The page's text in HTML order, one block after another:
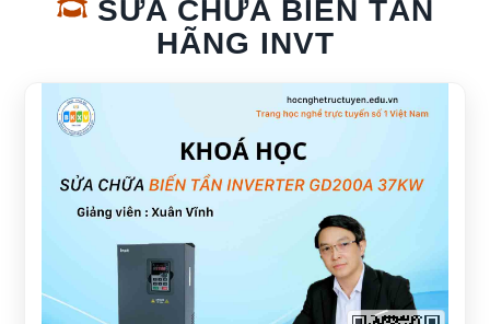
SỬA CHỮA BIẾN TẦN
HÃNG INVT